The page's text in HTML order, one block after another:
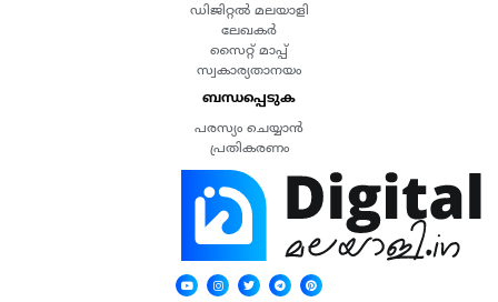
ഡിജിറ്റൽ മലയാളി
ലേഖകർ
സൈറ്റ് മാപ്പ്
സ്വകാര്യതാനയം
ബന്ധപ്പെടുക
പരസ്യം ചെയ്യാൻ
പ്രതികരണം